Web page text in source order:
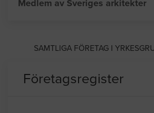
Medlem av Sveriges arkitekter